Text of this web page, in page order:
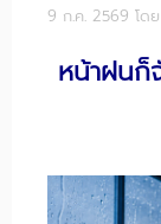
9 ก.ค. 2569 โด
หน้าฝนก็